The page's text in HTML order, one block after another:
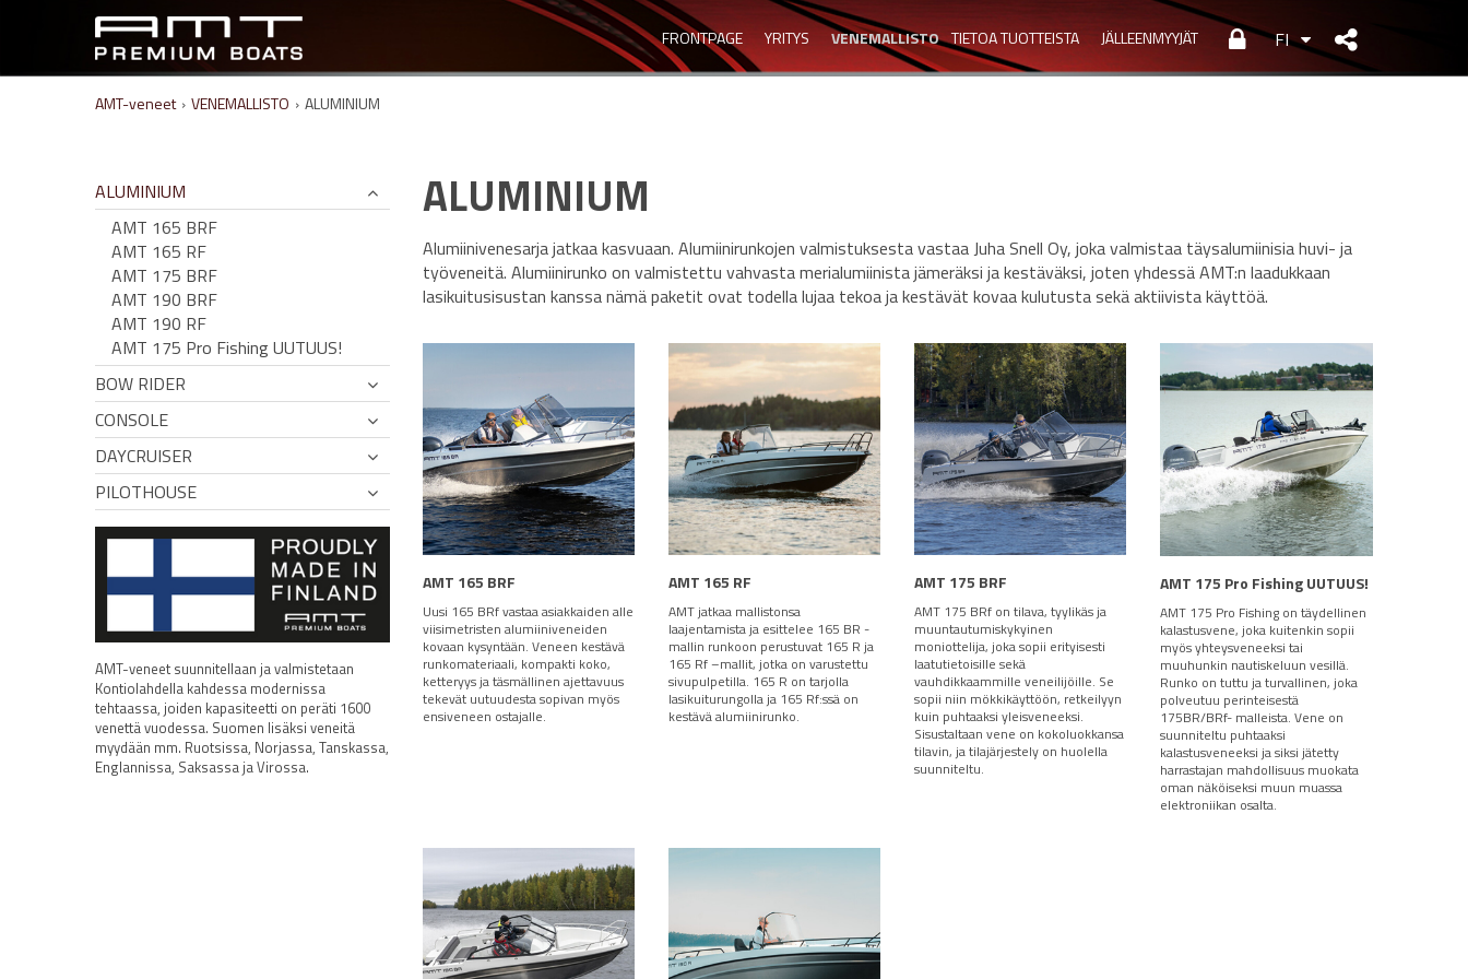
FRONTPAGE YRITYS VENEMALLISTO TIETOA TUOTTEISTA JÄLLEENMYYJÄT FI
AMT-veneet › VENEMALLISTO › ALUMINIUM
ALUMINIUM
Alumiinivenesarja jatkaa kasvuaan. Alumiinirunkojen valmistuksesta vastaa Juha Snell Oy, joka valmistaa täysalumiinisia huvi- ja
työveneitä. Alumiinirunko on valmistettu vahvasta merialumiinista jämeräksi ja kestäväksi, joten yhdessä AMT:n laadukkaan
lasikuitusisustan kanssa nämä paketit ovat todella lujaa tekoa ja kestävät kovaa kulutusta sekä aktiivista käyttöä.
AMT 165 BRF
Uusi 165 BRf vastaa asiakkaiden alle
viisimetristen alumiiniveneiden
kovaan kysyntään. Veneen kestävä
runkomateriaali, kompakti koko,
ketteryys ja täsmällinen ajettavuus
tekevät uutuudesta sopivan myös
ensiveneen ostajalle.
AMT 165 RF
AMT jatkaa mallistonsa
laajentamista ja esittelee 165 BR -
mallin runkoon perustuvat 165 R ja
165 Rf –mallit, jotka on varustettu
sivupulpetilla. 165 R on tarjolla
lasikuiturungolla ja 165 Rf:ssä on
kestävä alumiinirunko.
AMT 175 BRF
AMT 175 BRf on tilava, tyylikäs ja
muuntautumiskykyinen
moniottelija, joka sopii erityisesti
laatutietoisille sekä
vauhdikkaammille veneilijöille. Se
sopii niin mökkikäyttöön, retkeilyyn
kuin puhtaaksi yleisveneeksi.
Sisustaltaan vene on kokoluokkansa
tilavin, ja tilajärjestely on huolella
suunniteltu.
AMT 175 Pro Fishing UUTUUS!
AMT 175 Pro Fishing on täydellinen
kalastusvene, joka kuitenkin sopii
myös yhteysveneeksi tai
muuhunkin nautiskeluun vesillä.
Runko on tuttu ja turvallinen, joka
polveutuu perinteisestä
175BR/BRf- malleista. Vene on
suunniteltu puhtaaksi
kalastusveneeksi ja siksi jätetty
harrastajan mahdollisuus muokata
oman näköiseksi muun muassa
elektroniikan osalta.
ALUMINIUM
AMT 165 BRF
AMT 165 RF
AMT 175 BRF
AMT 190 BRF
AMT 190 RF
AMT 175 Pro Fishing UUTUUS!
BOW RIDER
CONSOLE
DAYCRUISER
PILOTHOUSE
AMT-veneet suunnitellaan ja valmistetaan
Kontiolahdella kahdessa modernissa
tehtaassa, joiden kapasiteetti on peräti 1600
venettä vuodessa. Suomen lisäksi veneitä
myydään mm. Ruotsissa, Norjassa, Tanskassa,
Englannissa, Saksassa ja Virossa.